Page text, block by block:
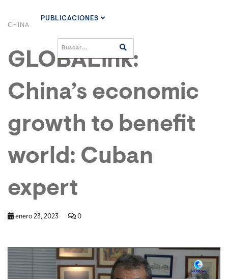
PUBLICACIONES
CHINA
GLOBALink:
China’s economic
growth to benefit
world: Cuban
expert
enero 23, 2023 0